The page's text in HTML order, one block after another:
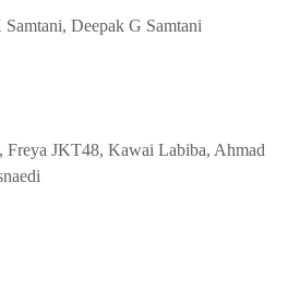
Deepak G Samtani
JKT48, Kawai Labiba, Ahmad